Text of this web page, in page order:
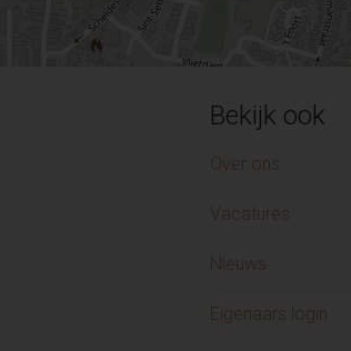
Bekijk ook
Over ons
Vacatures
Nieuws
Eigenaars login